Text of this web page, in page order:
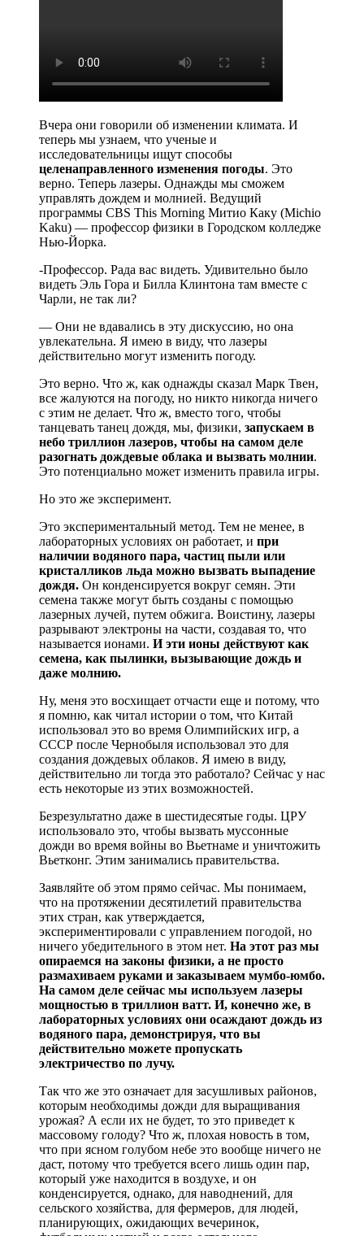
Вчера они говорили об изменении климата. И
теперь мы узнаем, что ученые и
исследовательницы ищут способы
целенаправленного изменения погоды. Это
верно. Теперь лазеры. Однажды мы сможем
управлять дождем и молнией. Ведущий
программы CBS This Morning Митио Каку (Michio
Kaku) — профессор физики в Городском колледже
Нью-Йорка.
-Профессор. Рада вас видеть. Удивительно было
видеть Эль Гора и Билла Клинтона там вместе с
Чарли, не так ли?
— Они не вдавались в эту дискуссию, но она
увлекательна. Я имею в виду, что лазеры
действительно могут изменить погоду.
Это верно. Что ж, как однажды сказал Марк Твен,
все жалуются на погоду, но никто никогда ничего
с этим не делает. Что ж, вместо того, чтобы
танцевать танец дождя, мы, физики, запускаем в
небо триллион лазеров, чтобы на самом деле
разогнать дождевые облака и вызвать молнии.
Это потенциально может изменить правила игры.
Но это же эксперимент.
Это экспериментальный метод. Тем не менее, в
лабораторных условиях он работает, и при
наличии водяного пара, частиц пыли или
кристалликов льда можно вызвать выпадение
дождя. Он конденсируется вокруг семян. Эти
семена также могут быть созданы с помощью
лазерных лучей, путем обжига. Воистину, лазеры
разрывают электроны на части, создавая то, что
называется ионами. И эти ионы действуют как
семена, как пылинки, вызывающие дождь и
даже молнию.
Ну, меня это восхищает отчасти еще и потому, что
я помню, как читал истории о том, что Китай
использовал это во время Олимпийских игр, а
СССР после Чернобыля использовал это для
создания дождевых облаков. Я имею в виду,
действительно ли тогда это работало? Сейчас у нас
есть некоторые из этих возможностей.
Безрезультатно даже в шестидесятые годы. ЦРУ
использовало это, чтобы вызвать муссонные
дожди во время войны во Вьетнаме и уничтожить
Вьетконг. Этим занимались правительства.
Заявляйте об этом прямо сейчас. Мы понимаем,
что на протяжении десятилетий правительства
этих стран, как утверждается,
экспериментировали с управлением погодой, но
ничего убедительного в этом нет. На этот раз мы
опираемся на законы физики, а не просто
размахиваем руками и заказываем мумбо-юмбо.
На самом деле сейчас мы используем лазеры
мощностью в триллион ватт. И, конечно же, в
лабораторных условиях они осаждают дождь из
водяного пара, демонстрируя, что вы
действительно можете пропускать
электричество по лучу.
Так что же это означает для засушливых районов,
которым необходимы дожди для выращивания
урожая? А если их не будет, то это приведет к
массовому голоду? Что ж, плохая новость в том,
что при ясном голубом небе это вообще ничего не
даст, потому что требуется всего лишь один пар,
который уже находится в воздухе, и он
конденсируется, однако, для наводнений, для
сельского хозяйства, для фермеров, для людей,
планирующих, ожидающих вечеринок,